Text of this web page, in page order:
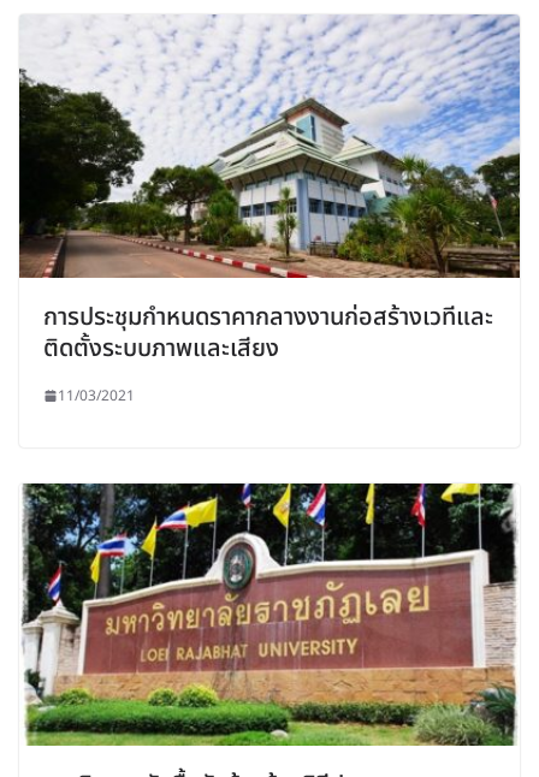
การประชุมกำหนดราคากลางงานก่อสร้างเวทีและ
ติดตั้งระบบภาพและเสียง
11/03/2021